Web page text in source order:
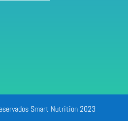
Smart Nutrition 2023